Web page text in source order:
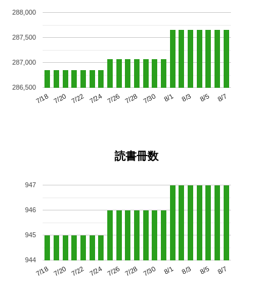
7/18 7/20 7/22 7/24 7/26 7/28 7/30 8/1 8/3 8/5 8/7
286,500
287,000
287,500
288,000
読書冊数
7/18 7/20 7/22 7/24 7/26 7/28 7/30 8/1 8/3 8/5 8/7
944
945
946
947